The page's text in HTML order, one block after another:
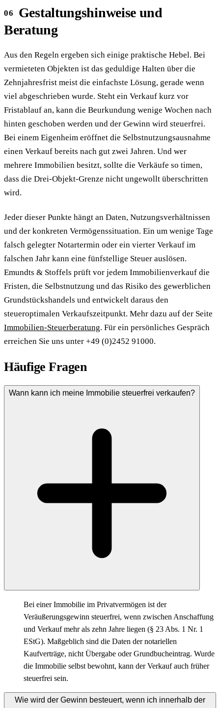
Gestaltungshinweise und
Beratung
Aus den Regeln ergeben sich einige praktische Hebel. Bei
vermieteten Objekten ist das geduldige Halten über die
Zehnjahresfrist meist die einfachste Lösung, gerade wenn
viel abgeschrieben wurde. Steht ein Verkauf kurz vor
Fristablauf an, kann die Beurkundung wenige Wochen nach
hinten geschoben werden und der Gewinn wird steuerfrei.
Bei einem Eigenheim eröffnet die Selbstnutzungsausnahme
einen Verkauf bereits nach gut zwei Jahren. Und wer
mehrere Immobilien besitzt, sollte die Verkäufe so timen,
dass die Drei-Objekt-Grenze nicht ungewollt überschritten
wird.
Jeder dieser Punkte hängt an Daten, Nutzungsverhältnissen
und der konkreten Vermögenssituation. Ein um wenige Tage
falsch gelegter Notartermin oder ein vierter Verkauf im
falschen Jahr kann eine fünfstellige Steuer auslösen.
Emundts & Stoffels prüft vor jedem Immobilienverkauf die
Fristen, die Selbstnutzung und das Risiko des gewerblichen
Grundstückshandels und entwickelt daraus den
steueroptimalen Verkaufszeitpunkt. Mehr dazu auf der Seite
Immobilien-Steuerberatung. Für ein persönliches Gespräch
erreichen Sie uns unter +49 (0)2452 91000.
Häufige Fragen
Wann kann ich meine Immobilie steuerfrei verkaufen?
Bei einer Immobilie im Privatvermögen ist der
Veräußerungsgewinn steuerfrei, wenn zwischen Anschaffung
und Verkauf mehr als zehn Jahre liegen (§ 23 Abs. 1 Nr. 1
EStG). Maßgeblich sind die Daten der notariellen
Kaufverträge, nicht Übergabe oder Grundbucheintrag. Wurde
die Immobilie selbst bewohnt, kann der Verkauf auch früher
steuerfrei sein.
Wie wird der Gewinn besteuert, wenn ich innerhalb der